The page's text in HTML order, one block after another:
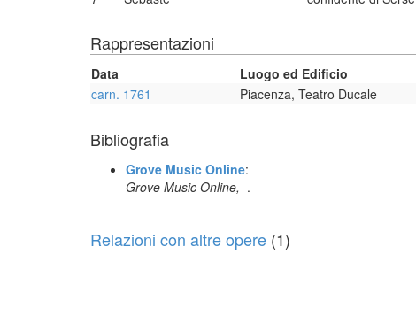
Rappresentazioni
Data Luogo ed Edificio
carn. 1761
Piacenza, Teatro Ducale
Bibliografia
Grove Music Online:
Grove Music Online, .
Relazioni con altre opere (1)